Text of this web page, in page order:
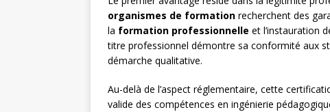
organismes de formation recherchent des
la formation professionnelle et l’instauration
titre professionnel démontre sa conformité aux
démarche qualitative.
Au-delà de l’aspect réglementaire, cette
valide des compétences en ingénierie